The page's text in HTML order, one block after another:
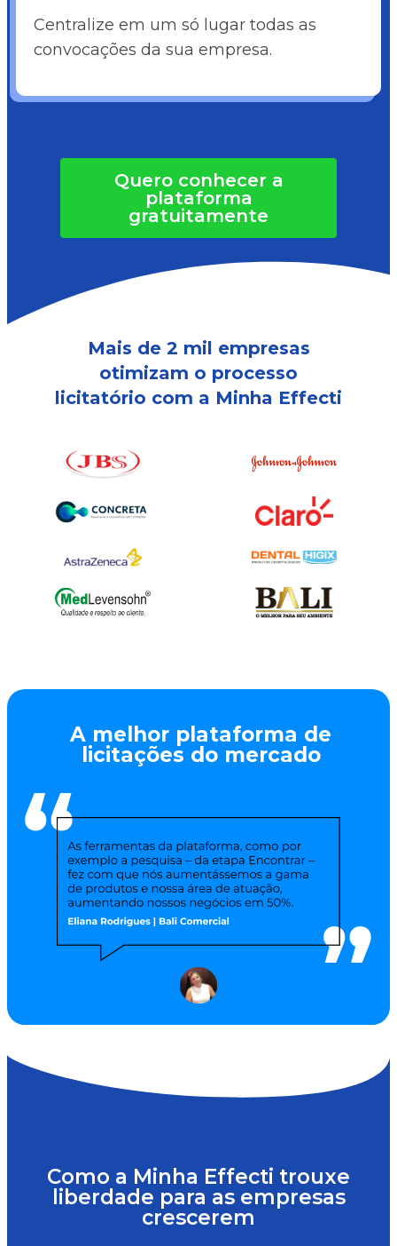
Centralize em um só lugar todas as
convocações da sua empresa.
Quero conhecer a
plataforma
gratuitamente
Mais de 2 mil empresas
otimizam o processo
licitatório com a Minha Effecti
A melhor plataforma de
licitações do mercado
Como a Minha Effecti trouxe
liberdade para as empresas
crescerem